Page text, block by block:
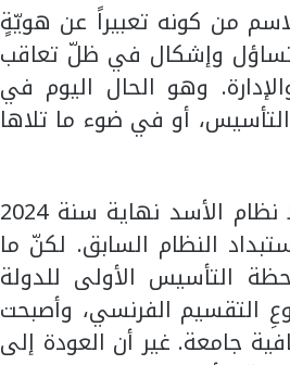
من كونه تعبيراً عن هويّةٍ
وإشكال في ظلّ تعاقب
وهو الحال اليوم في
أو في ضوء ما تلاها
أصبحت صفة “العربيّة” في اسم الدولة السورية بعد سقوط نظام الأسد نهاية سنة 2024
النظام السابق. لكنّ ما
التأسيس الأولى للدولة
التقسيم الفرنسي، وأصبحت
جامعة. غير أن العودة إلى